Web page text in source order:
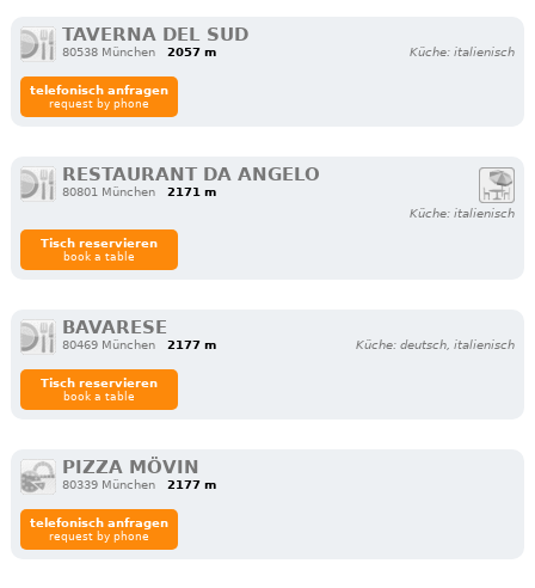
TAVERNA DEL SUD
80538 München 2057 m Küche: italienisch
telefonisch anfragen
request by phone
RESTAURANT DA ANGELO
80801 München
2171 m
Küche: italienisch
Tisch reservieren
book a table
BAVARESE
80469 München 2177 m Küche: deutsch, italienisch
Tisch reservieren
book a table
PIZZA MÖVIN
80339 München 2177 m
telefonisch anfragen
request by phone